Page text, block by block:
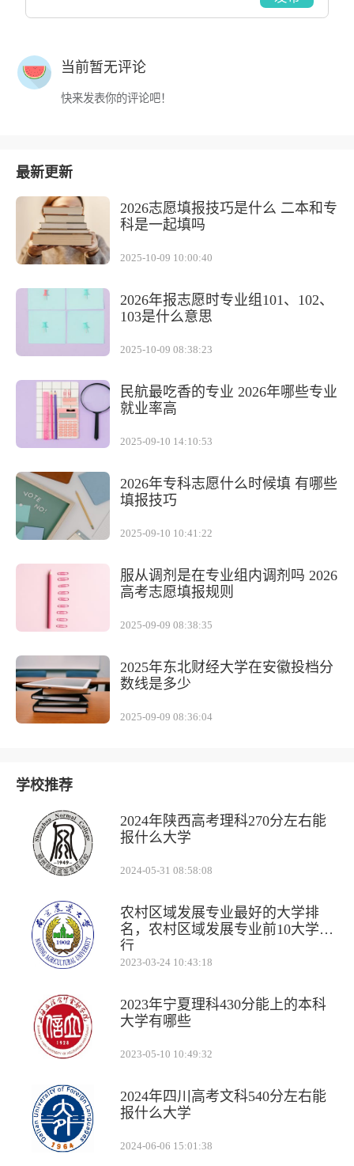
当前暂无评论
快来发表你的评论吧！
最新更新
2026志愿填报技巧是什么 二本和专
科是一起填吗
2025-10-09 10:00:40
2026年报志愿时专业组101、102、
103是什么意思
2025-10-09 08:38:23
民航最吃香的专业 2026年哪些专业
就业率高
2025-09-10 14:10:53
2026年专科志愿什么时候填 有哪些
填报技巧
2025-09-10 10:41:22
服从调剂是在专业组内调剂吗 2026
高考志愿填报规则
2025-09-09 08:38:35
2025年东北财经大学在安徽投档分
数线是多少
2025-09-09 08:36:04
学校推荐
2024年陕西高考理科270分左右能
报什么大学
2024-05-31 08:58:08
农村区域发展专业最好的大学排
名，农村区域发展专业前10大学排
行
2023-03-24 10:43:18
2023年宁夏理科430分能上的本科
大学有哪些
2023-05-10 10:49:32
2024年四川高考文科540分左右能
报什么大学
2024-06-06 15:01:38